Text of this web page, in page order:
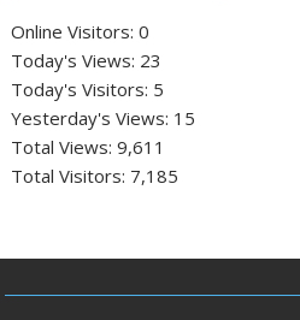
Online Visitors:0
Today's Views: 23
Today's Visitors: 5
Yesterday's Views: 15
Total Views:9,611
Total Visitors: 7,185